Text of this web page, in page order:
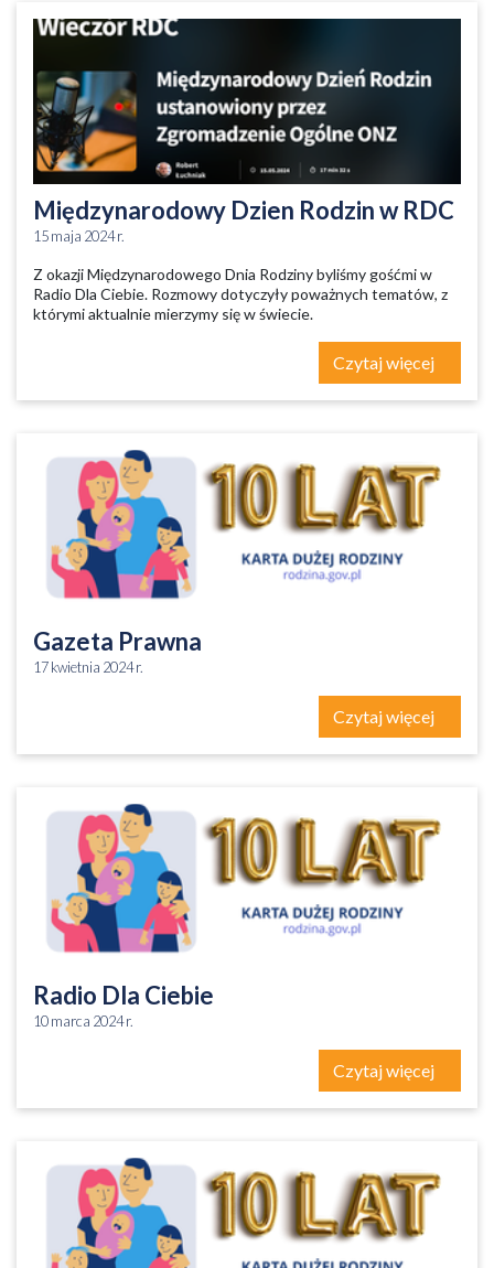
Międzynarodowy Dzien Rodzin w RDC
15 maja 2024 r.
Z okazji Międzynarodowego Dnia Rodziny byliśmy gośćmi w
Radio Dla Ciebie. Rozmowy dotyczyły poważnych tematów, z
którymi aktualnie mierzymy się w świecie.
Czytaj więcej
Gazeta Prawna
17 kwietnia 2024 r.
Czytaj więcej
Radio Dla Ciebie
10 marca 2024 r.
Czytaj więcej